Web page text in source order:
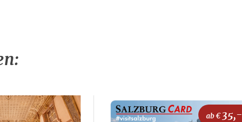
ab €35,-